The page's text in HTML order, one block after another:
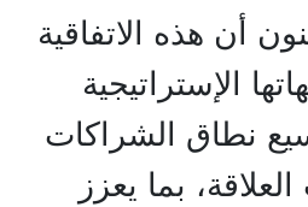
أن هذه الاتفاقية
الإستراتيجية
نطاق الشراكات
بما يعزز